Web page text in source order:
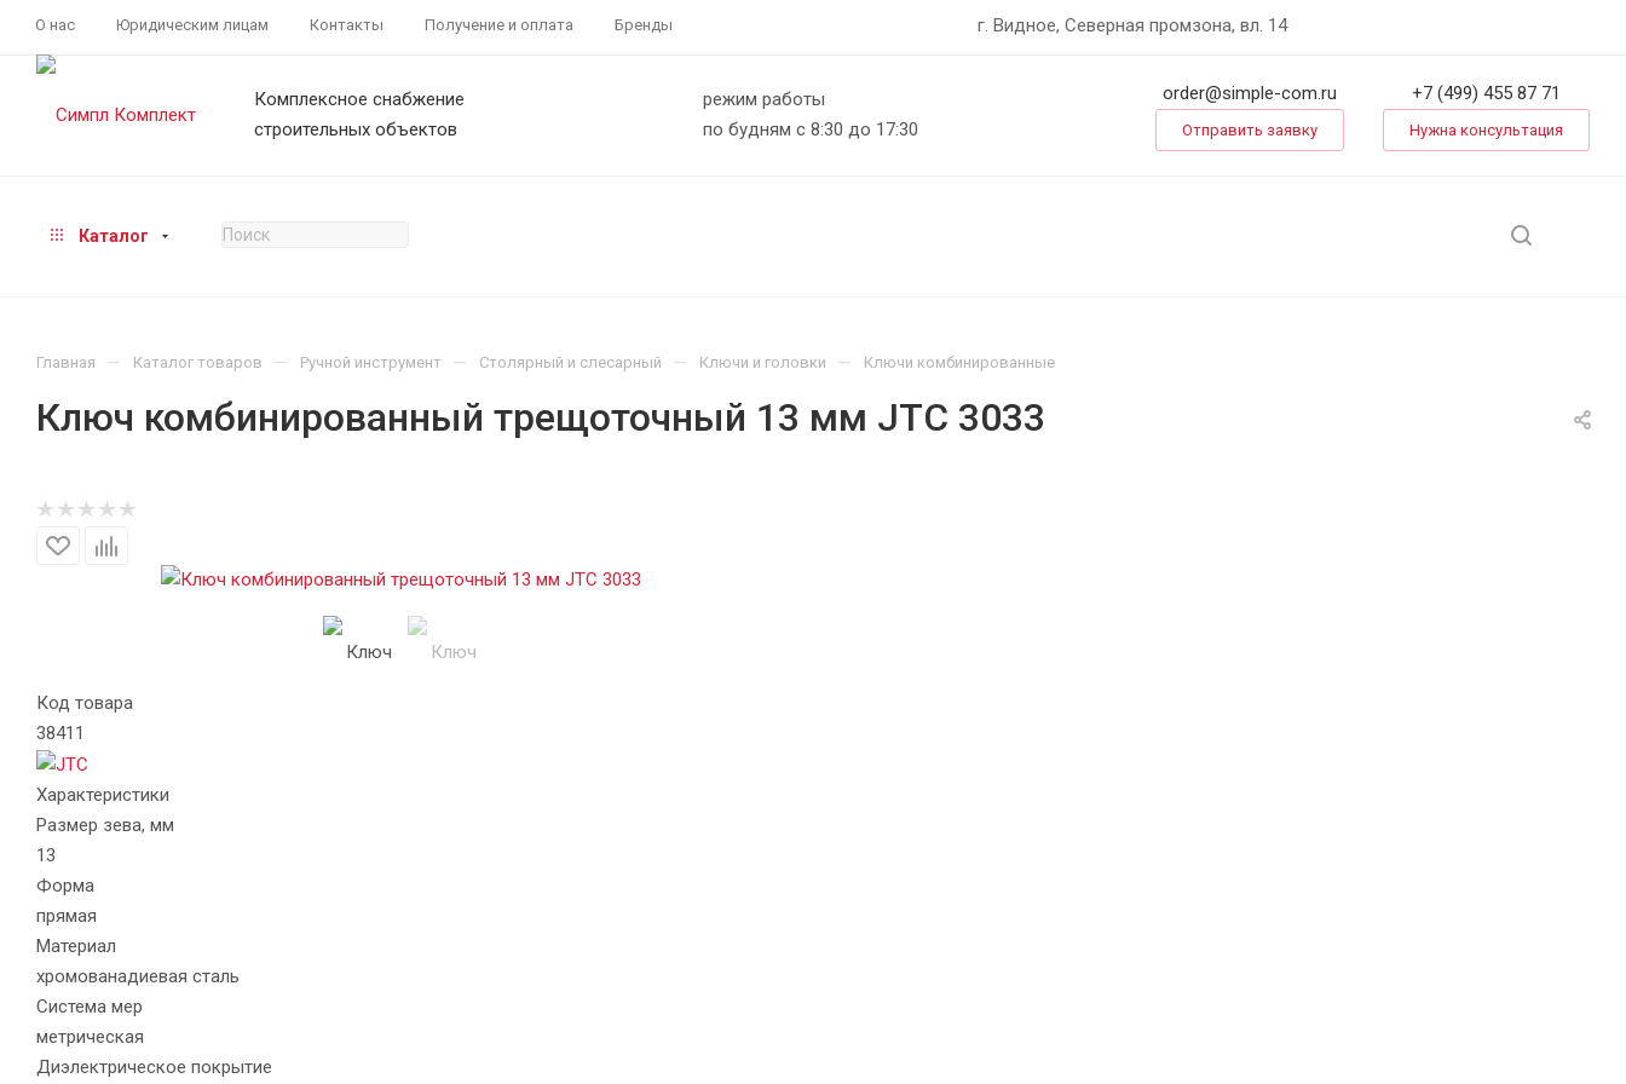
О нас Юридическим лицам Контакты Получение и оплата Бренды г. Видное, Северная промзона, вл. 14
Комплексное снабжение
строительных объектов
режим работы
по будням с 8:30 до 17:30
order@simple-com.ru
Отправить заявку
+7 (499) 455 87 71
Нужна консультация
Каталог
Главная — Каталог товаров — Ручной инструмент — Столярный и слесарный — Ключи и головки — Ключи комбинированные
Ключ комбинированный трещоточный 13 мм JTC 3033
Код товара
38411
Характеристики
Размер зева, мм
13
Форма
прямая
Материал
хромованадиевая сталь
Система мер
метрическая
Диэлектрическое покрытие